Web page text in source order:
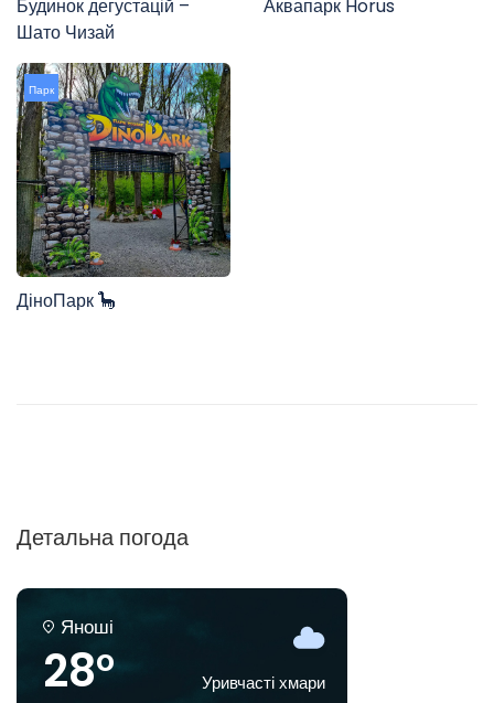
Будинок дегустацій –
Шато Чизай
Аквапарк Horus
Парк
ДіноПарк 🦕
Детальна погода
Яноші
28° Уривчасті хмари